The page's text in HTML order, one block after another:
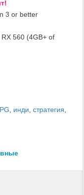
3 or better
560 (4GB+ of
инди стратегия